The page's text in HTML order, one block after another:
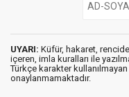
UYARI: Küfür, hakaret,
içeren, imla kuralları ile
Türkçe karakter
onaylanmamaktadır.